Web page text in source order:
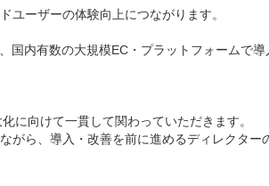
ユーザーの体験向上につながります。
国内有数の大規模EC・プラットフォームで導
に向けて一貫して関わっていただきます。
がら、導入・改善を前に進めるディレクター